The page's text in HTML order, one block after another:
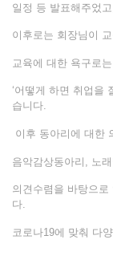
일정 등 발표해주었고,
이후로는 회장님이
교육에 대한 욕구로는
‘어떻게 하면 취업을
습니다.
이후 동아리에 대한
음악감상동아리, 노
의견수렴을 바탕으로
다.
코로나19에 맞춰 다